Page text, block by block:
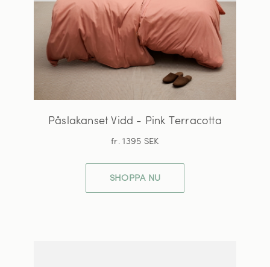
Påslakanset Vidd - Pink Terracotta
fr. 1395 SEK
SHOPPA NU